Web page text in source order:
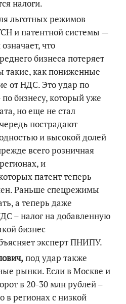
налоги.
льготных режимов
и патентной системы —
что
бизнеса потеряет
такие, как пониженные
от НДС. Это удар по
по бизнесу, который уже
но еще не стал
пострадают
и высокой долей
всего розничная
и
патент теперь
Раньше спецрежимы
а теперь даже
– налог на добавленную
бизнес
эксперт ПНИПУ.
,под удар также
рынки. Если в Москве и
в 20-30 млн рублей –
в регионах с низкой